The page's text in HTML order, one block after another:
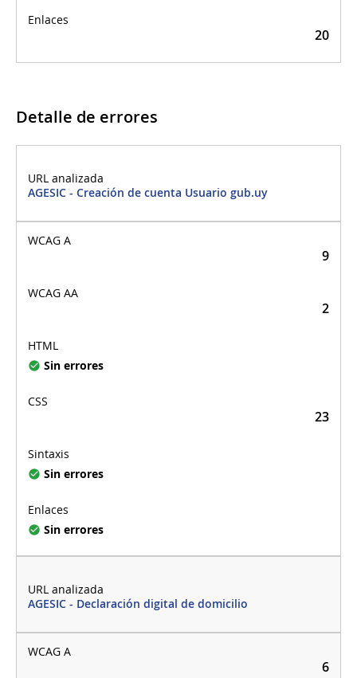
20
Detalle de errores
AGESIC - Creación de cuenta Usuario gub.uy
9
2
Sin errores
23
Sin errores
Sin errores
AGESIC - Declaración digital de domicilio
6